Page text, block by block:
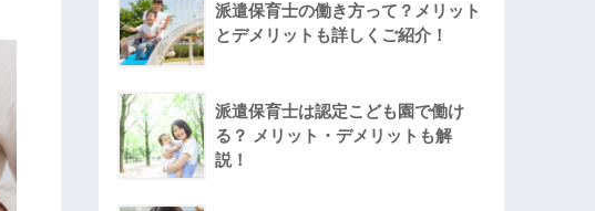
派遣保育士の働き方って？メリット
とデメリットも詳しくご紹介！
派遣保育士は認定こども園で働け
る？ メリット・デメリットも解
説！